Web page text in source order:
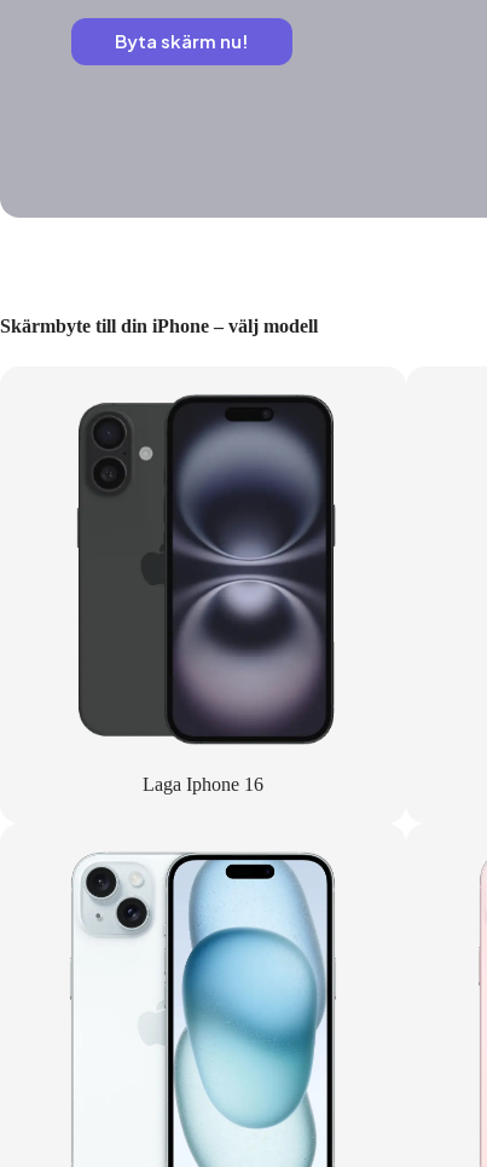
Byta skärm nu!
Skärmbyte till din iPhone – välj modell
Laga Iphone 16